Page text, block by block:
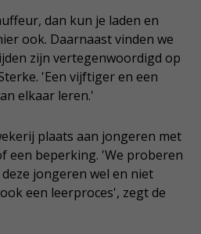
dan kun je laden en
ook. Daarnaast vinden we
zijn vertegenwoordigd op
'Een vijftiger en een
elkaar leren.'
plaats aan jongeren met
een beperking. 'We proberen
jongeren wel en niet
een leerproces', zegt de